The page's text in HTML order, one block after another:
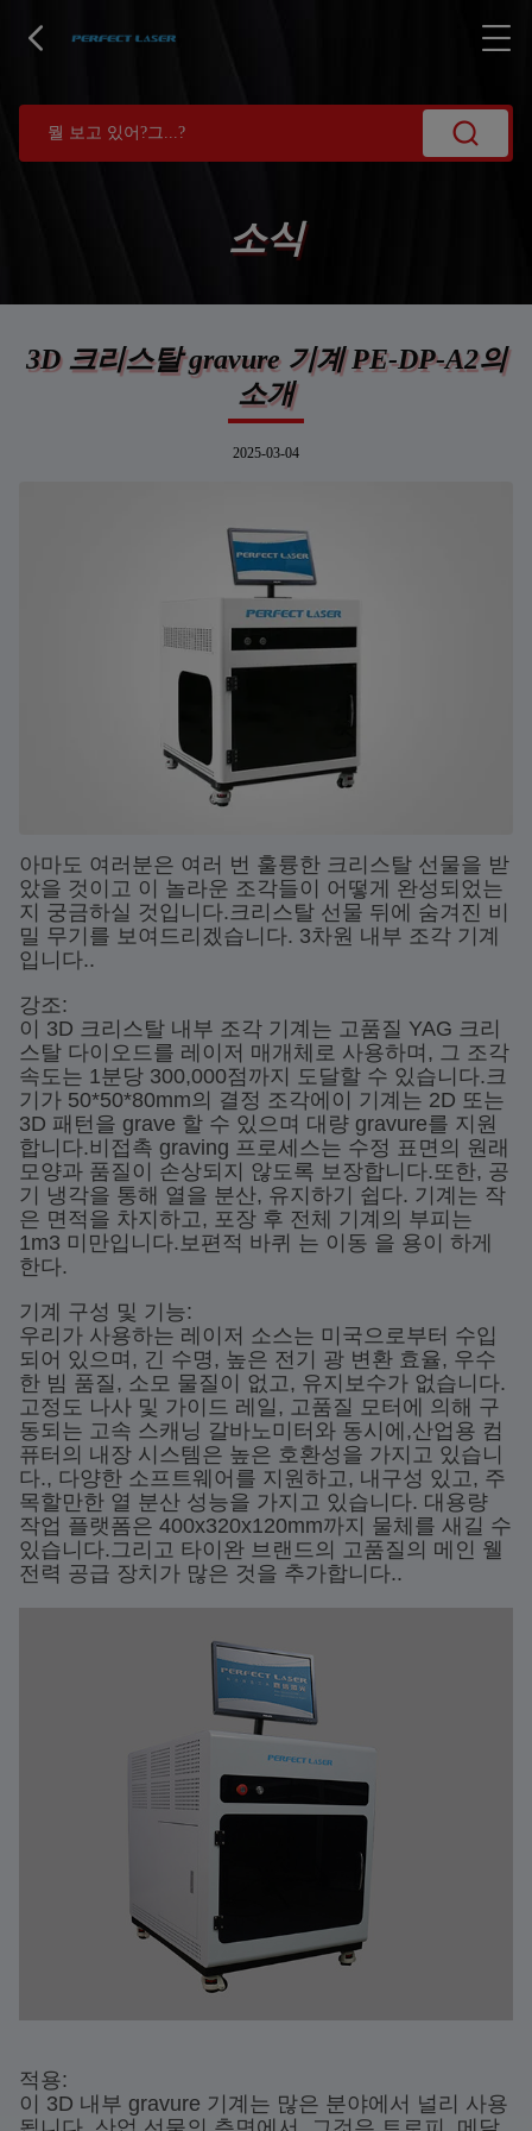
소식
3D 크리스탈 gravure 기계 PE-DP-A2의
소개
2025-03-04
아마도 여러분은 여러 번 훌륭한 크리스탈 선물을 받
았을 것이고 이 놀라운 조각들이 어떻게 완성되었는
지 궁금하실 것입니다.크리스탈 선물 뒤에 숨겨진 비
밀 무기를 보여드리겠습니다. 3차원 내부 조각 기계
입니다..
강조:
이 3D 크리스탈 내부 조각 기계는 고품질 YAG 크리
스탈 다이오드를 레이저 매개체로 사용하며, 그 조각
속도는 1분당 300,000점까지 도달할 수 있습니다.크
기가 50*50*80mm의 결정 조각에이 기계는 2D 또는
3D 패턴을 grave 할 수 있으며 대량 gravure를 지원
합니다.비접촉 graving 프로세스는 수정 표면의 원래
모양과 품질이 손상되지 않도록 보장합니다.또한, 공
기 냉각을 통해 열을 분산, 유지하기 쉽다. 기계는 작
은 면적을 차지하고, 포장 후 전체 기계의 부피는
1m3 미만입니다.보편적 바퀴 는 이동 을 용이 하게
한다.
기계 구성 및 기능:
우리가 사용하는 레이저 소스는 미국으로부터 수입
되어 있으며, 긴 수명, 높은 전기 광 변환 효율, 우수
한 빔 품질, 소모 물질이 없고, 유지보수가 없습니다.
고정도 나사 및 가이드 레일, 고품질 모터에 의해 구
동되는 고속 스캐닝 갈바노미터와 동시에,산업용 컴
퓨터의 내장 시스템은 높은 호환성을 가지고 있습니
다., 다양한 소프트웨어를 지원하고, 내구성 있고, 주
목할만한 열 분산 성능을 가지고 있습니다. 대용량
작업 플랫폼은 400x320x120mm까지 물체를 새길 수
있습니다.그리고 타이완 브랜드의 고품질의 메인 웰
전력 공급 장치가 많은 것을 추가합니다..
적용:
이 3D 내부 gravure 기계는 많은 분야에서 널리 사용